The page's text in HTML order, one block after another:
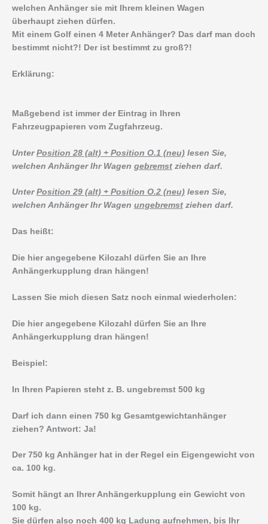
welchen Anhänger sie mit Ihrem kleinen Wagen
überhaupt ziehen dürfen.
Mit einem Golf einen 4 Meter Anhänger? Das darf man doch
bestimmt nicht?! Der ist bestimmt zu groß?!
Erklärung:
Maßgebend ist immer der Eintrag in Ihren
Fahrzeugpapieren vom Zugfahrzeug.
Unter Position 28 (alt) + Position O.1 (neu) lesen Sie,
welchen Anhänger Ihr Wagen gebremst ziehen darf.
Unter Position 29 (alt) + Position O.2 (neu) lesen Sie,
welchen Anhänger Ihr Wagen ungebremst ziehen darf.
Das heißt:
Die hier angegebene Kilozahl dürfen Sie an Ihre
Anhängerkupplung dran hängen!
Lassen Sie mich diesen Satz noch einmal wiederholen:
Die hier angegebene Kilozahl dürfen Sie an Ihre
Anhängerkupplung dran hängen!
Beispiel:
In Ihren Papieren steht z. B. ungebremst 500 kg
Darf ich dann einen 750 kg Gesamtgewichtanhänger
ziehen? Antwort: Ja!
Der 750 kg Anhänger hat in der Regel ein Eigengewicht von
ca. 100 kg.
Somit hängt an Ihrer Anhängerkupplung ein Gewicht von
100 kg.
Sie dürfen also noch 400 kg Ladung aufnehmen, bis Ihr